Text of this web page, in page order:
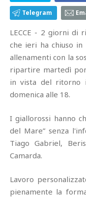
Telegram
LECCE - 2 giorni di
che ieri ha chiuso in
allenamenti con la
ripartire martedì
in vista del ritorno
domenica alle 18.
I giallorossi hanno
del Mare” senza
Tiago Gabriel,
Camarda.
Lavoro
pienamente la